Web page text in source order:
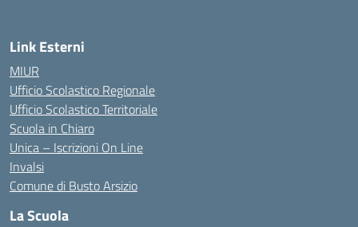
Link Esterni
MIUR
Ufficio Scolastico Regionale
Ufficio Scolastico Territoriale
Scuola in Chiaro
Unica – Iscrizioni On Line
Invalsi
Comune di Busto Arsizio
La Scuola